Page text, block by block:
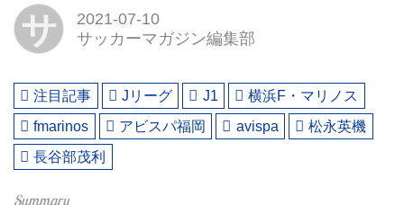
サ
2021-07-10
サッカーマガジン編集部
注目記事 Jリーグ J1
横浜F・マリノス
fmarinos
アビスパ福岡 avispa
松永英機
長谷部茂利